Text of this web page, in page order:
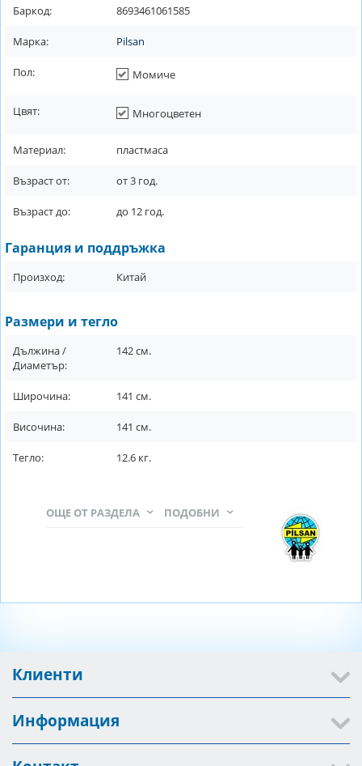
Баркод: 8693461061585
Марка: Pilsan
Пол: Момиче
Цвят: Многоцветен
Материал: пластмаса
Възраст от: от3 год.
Възраст до: до 12 год.
Гаранция и поддръжка
Произход: Китай
Размери и тегло
Дължина /
Диаметър:
142см.
Широчина: 141 см.
Височина: 141 см.
Тегло: 12.6 кг.
ПОДОБНИ
ОЩЕ ОТ РАЗДЕЛА
Клиенти
Информация